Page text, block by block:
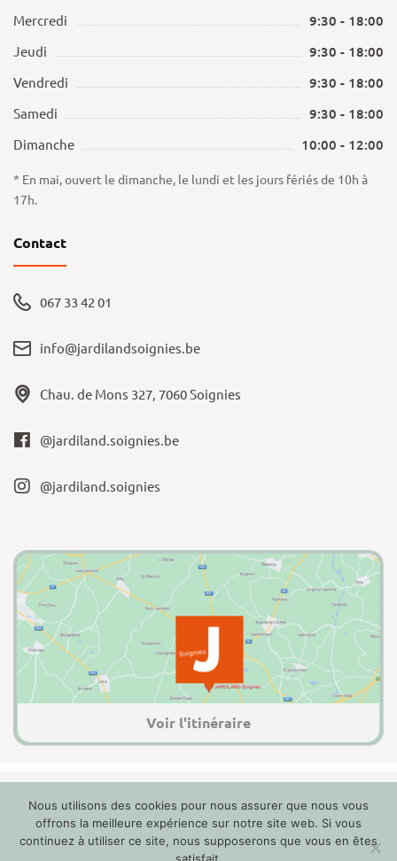
Mercredi 9:30 - 18:00
Jeudi 9:30 - 18:00
Vendredi 9:30 - 18:00
Samedi 9:30 - 18:00
Dimanche 10:00 - 12:00
* En mai, ouvert le dimanche, le lundi et les jours fériés de 10h à
17h.
Contact
067 33 42 01
info@jardilandsoignies.be
Chau. de Mons 327, 7060 Soignies
@jardiland.soignies.be
@jardiland.soignies
Voir l'itinéraire
2022 Jardiland Soignies
Mentions légales
Politique de confidentialité
Nous utilisons des cookies pour nous assurer que nous vous
offrons la meilleure expérience sur notre site web. Si vous
continuez à utiliser ce site, nous supposerons que vous en êtes